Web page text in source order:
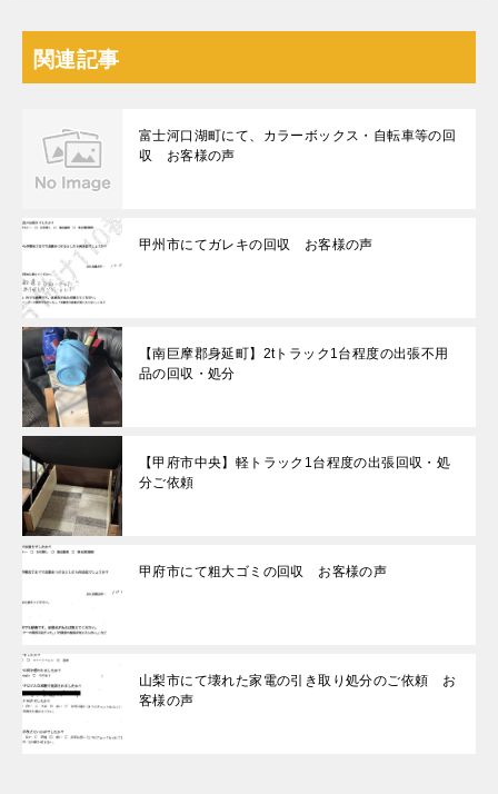
関連記事
富士河口湖町にて、カラーボックス・自転車等の回
収 お客様の声
甲州市にてガレキの回収 お客様の声
【南巨摩郡身延町】2tトラック1台程度の出張不用
品の回収・処分
【甲府市中央】軽トラック1台程度の出張回収・処
分ご依頼
甲府市にて粗大ゴミの回収 お客様の声
山梨市にて壊れた家電の引き取り処分のご依頼 お
客様の声